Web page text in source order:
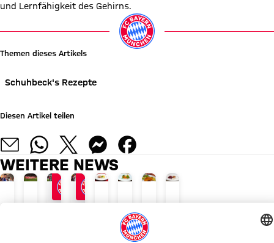
und Lernfähigkeit des Gehirns.
Themen dieses Artikels
Schuhbeck's Rezepte
Diesen Artikel teilen
WEITERE NEWS
JETZT INFORMIEREN
AUDI SUMMER TOUR 2026
ABSCHLUSS DER ASIENTOUR
NACH AUDI FOOTBALL SUMMIT
Kompany:
mit von